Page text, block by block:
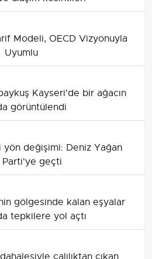
Modeli, OECD Vizyonuyla
Uyumlu
Kayseri'de bir ağacın
görüntülendi
yön değişimi: Deniz Yağan
Parti'ye geçti
gölgesinde kalan eşyalar
tepkilere yol açtı
çalılıktan çıkan